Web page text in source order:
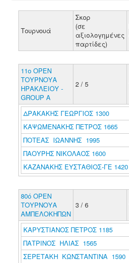
Τουρνουά
Σκορ
(σε
αξιολογημένες
παρτίδες)
11ο ΟΡΕΝ
ΤΟΥΡΝΟΥΑ
ΗΡΑΚΛΕΙΟΥ -
GROUP A
2 / 5
ΔΡΑΚΑΚΗΣ ΓΕΩΡΓΙΟΣ 1300
ΚΑΨΩΜΕΝΑΚΗΣ ΠΕΤΡΟΣ 1665
ΠΟΤΕΑΣ ΙΩΑΝΝΗΣ 1995
ΠΑΟΥΡΗΣ ΝΙΚΟΛΑΟΣ 1600
ΚΑΖΑΝΑΚΗΣ ΕΥΣΤΑΘΙΟΣ-ΓΕ 1420
80ό ΟΡΕΝ
ΤΟΥΡΝΟΥΑ
ΑΜΠΕΛΟΚΗΠΩΝ
3 / 6
ΚΑΡΥΣΤΙΑΝΟΣ ΠΕΤΡΟΣ 1185
ΠΑΤΡΙΝΟΣ ΗΛΙΑΣ 1565
ΣΕΡΕΤΑΚΗ ΚΩΝΣΤΑΝΤΙΝΑ 1590